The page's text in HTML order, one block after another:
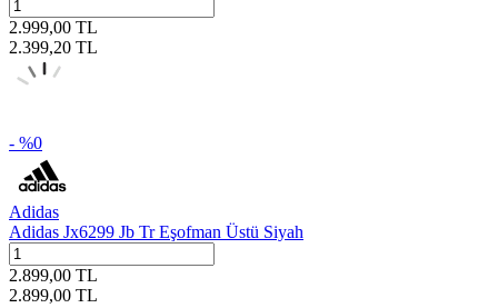
2.999,00 TL
2.399,20 TL
- %0
Adidas
Adidas Jx6299 Jb Tr Eşofman Üstü Siyah
2.899,00 TL
2.899,00 TL